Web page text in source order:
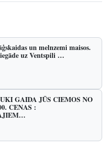
un melnzemi maisos.
uz Ventspili …
GAIDA JŪS CIEMOS NO
CENAS :